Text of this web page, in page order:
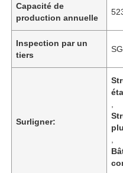
Capacité de
production annuelle
Inspection par un
tiers
Surligner: